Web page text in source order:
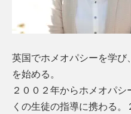
英国でホメオパシーを学び
を始める。
２００２年からホメオパ
くの生徒の指導に携わる